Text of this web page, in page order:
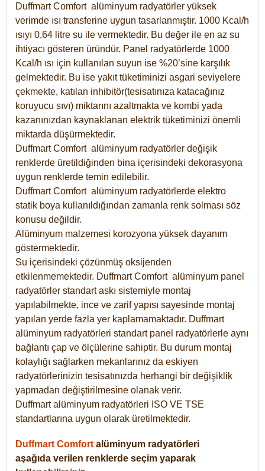
Duffmart Comfort alüminyum radyatörler yüksek
verimde ısı transferine uygun tasarlanmıştır. 1000 Kcal/h
ısıyı 0,64 litre su ile vermektedir. Bu değer ile en az su
ihtiyacı gösteren üründür. Panel radyatörlerde 1000
Kcal/h ısı için kullanılan suyun ise %20’sine karşılık
gelmektedir. Bu ise yakıt tüketiminizi asgari seviyelere
çekmekte, katılan inhibitör(tesisatınıza katacağınız
koruyucu sıvı) miktarını azaltmakta ve kombi yada
kazanınızdan kaynaklanan elektrik tüketiminizi önemli
miktarda düşürmektedir.
Duffmart Comfort alüminyum radyatörler değişik
renklerde üretildiğinden bina içerisindeki dekorasyona
uygun renklerde temin edilebilir.
DuffmartComfort alüminyum radyatörlerde elektro
statik boya kullanıldığından zamanla renk solması söz
konusu değildir.
Alüminyum malzemesi korozyona yüksek dayanım
göstermektedir.
Su içerisindeki çözünmüş oksijenden
etkilenmemektedir. DuffmartComfort alüminyum panel
radyatörler standart askı sistemiyle montaj
yapılabilmekte, ince ve zarif yapısı sayesinde montaj
yapılan yerde fazla yer kaplamamaktadır. Duffmart
alüminyum radyatörleri standart panel radyatörlerle aynı
bağlantı çap ve ölçülerine sahiptir. Bu durum montaj
kolaylığı sağlarken mekanlarınız da eskiyen
radyatörlerinizin tesisatınızda herhangi bir değişiklik
yapmadan değiştirilmesine olanak verir.
Duffmart alüminyum radyatörleri ISO VE TSE
standartlarına uygun olarak üretilmektedir.
Duffmart Comfort alüminyum radyatörleri
aşağıda verilen renklerde seçim yaparak